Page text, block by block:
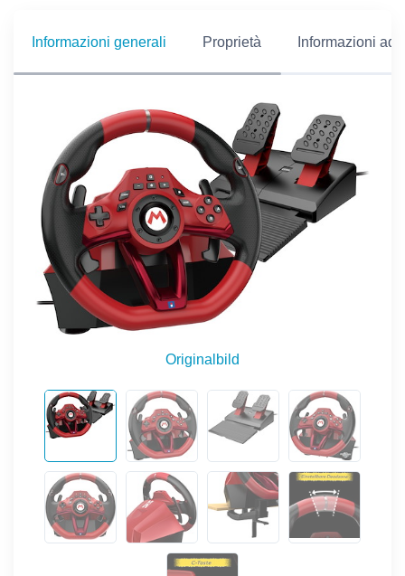
Informazioni generali Proprietà Informazioni
Originalbild